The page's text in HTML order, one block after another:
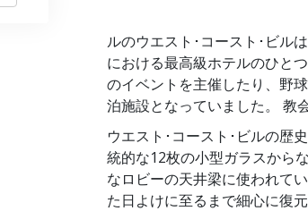
ルのウエスト･コースト･ビル
における最高級ホテルのひと
のイベントを主催したり、野
泊施設となっていました。 教
ウエスト･コースト･ビルの歴
統的な12枚の小型ガラスから
なロビーの天井梁に使われて
た日よけに至るまで細心に復元